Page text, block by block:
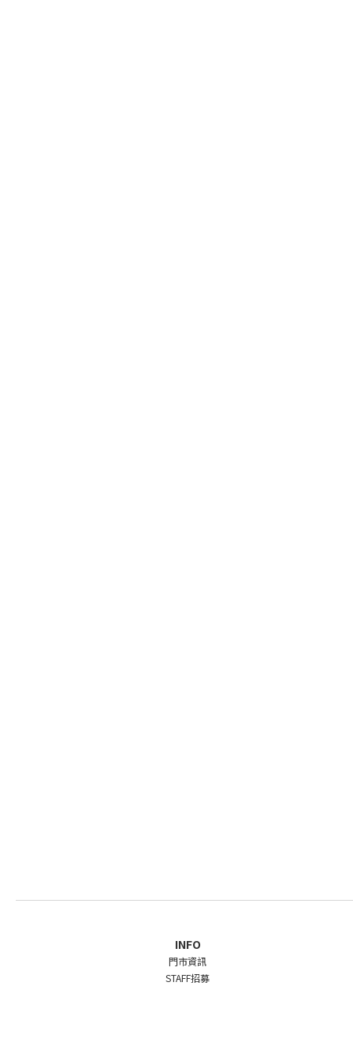
INFO
門市資訊
STAFF招募